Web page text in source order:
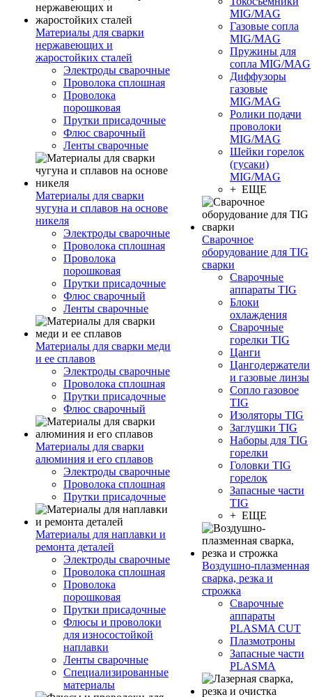
Материалы для сварки
нержавеющих и
жаростойких сталей
Электроды сварочные
Проволока сплошная
Проволока
порошковая
Прутки присадочные
Флюс сварочный
Ленты сварочные
Материалы для сварки
чугуна и сплавов на основе
никеля
Электроды сварочные
Проволока сплошная
Проволока
порошковая
Прутки присадочные
Флюс сварочный
Ленты сварочные
Материалы для сварки меди
и ее сплавов
Электроды сварочные
Проволока сплошная
Прутки присадочные
Флюс сварочный
Материалы для сварки
алюминия и его сплавов
Электроды сварочные
Проволока сплошная
Прутки присадочные
Материалы для наплавки и
ремонта деталей
Электроды сварочные
Проволока сплошная
Проволока
порошковая
Прутки присадочные
Флюсы и проволоки
для износостойкой
наплавки
Ленты сварочные
Специализированные
материалы
MIG/MAG
Газовые сопла
MIG/MAG
Пружины для
сопла MIG/MAG
Диффузоры
газовые
MIG/MAG
Ролики подачи
проволоки
MIG/MAG
Шейки горелок
(гусаки)
MIG/MAG
+ ЕЩЕ
Сварочное
оборудование для TIG
сварки
Сварочные
аппараты TIG
Блоки
охлаждения
Сварочные
горелки TIG
Цанги
Цангодержатели
и газовые линзы
Сопло газовое
TIG
Изоляторы TIG
Заглушки TIG
Наборы для TIG
горелки
Головки TIG
горелок
Запасные части
TIG
+ ЕЩЕ
Воздушно-плазменная
сварка, резка и
строжка
Сварочные
аппараты
PLASMA CUT
Плазмотроны
Запасные части
PLASMA